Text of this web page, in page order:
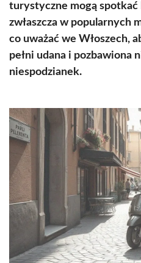
turystyczne mogą
zwłaszcza w popularnych
co uważać we Włoszech,
pełni udana i pozbawiona
niespodzianek.